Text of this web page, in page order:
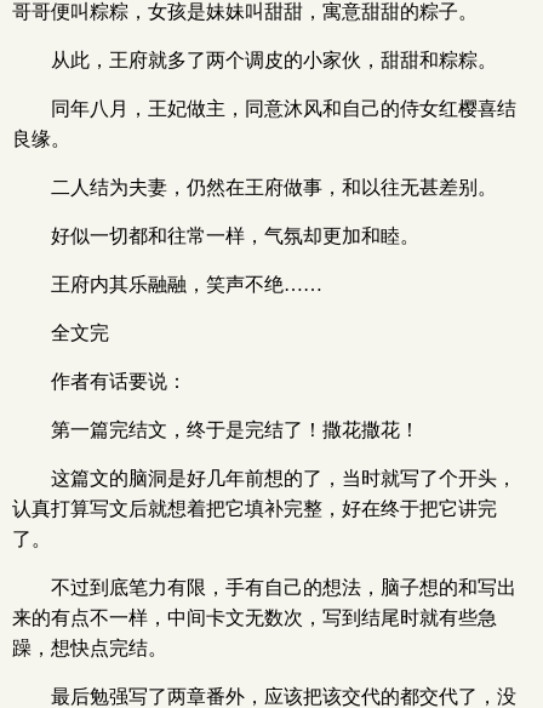
哥哥便叫粽粽，女孩是妹妹叫甜甜，寓意甜甜的粽子。
从此，王府就多了两个调皮的小家伙，甜甜和粽粽。
同年八月，王妃做主，同意沐风和自己的侍女红樱喜结
良缘。
二人结为夫妻，仍然在王府做事，和以往无甚差别。
好似一切都和往常一样，气氛却更加和睦。
王府内其乐融融，笑声不绝……
全文完
作者有话要说：
第一篇完结文，终于是完结了！撒花撒花！
这篇文的脑洞是好几年前想的了，当时就写了个开头，
认真打算写文后就想着把它填补完整，好在终于把它讲完
了。
不过到底笔力有限，手有自己的想法，脑子想的和写出
来的有点不一样，中间卡文无数次，写到结尾时就有些急
躁，想快点完结。
最后勉强写了两章番外，应该把该交代的都交代了，没